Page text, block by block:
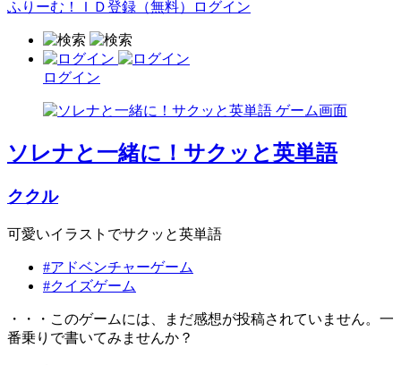
ふりーむ！ＩＤ登録（無料） ログイン
ログイン
ソレナと一緒に！サクッと英単語
ククル
可愛いイラストでサクッと英単語
#アドベンチャーゲーム
#クイズゲーム
・・・このゲームには、まだ感想が投稿されていません。一
番乗りで書いてみませんか？